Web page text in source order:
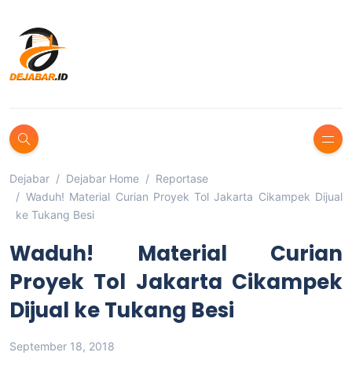
Dejabar Dejabar Home
Reportase
Waduh! Material Curian Proyek Tol Jakarta Cikampek Dijual
ke Tukang Besi
Waduh! Material Curian
Proyek Tol Jakarta Cikampek
Dijual ke Tukang Besi
September 18, 2018